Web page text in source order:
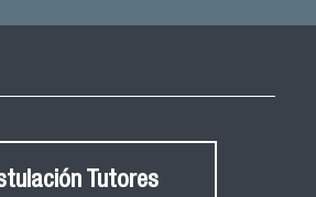
Tutores